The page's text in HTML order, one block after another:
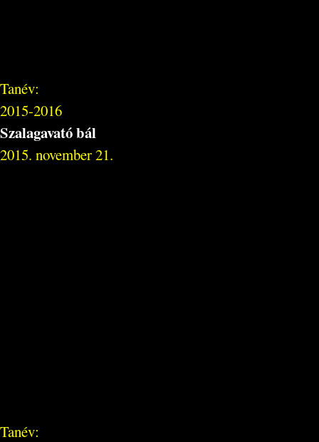
Tanév:
2015-2016
Szalagavató bál
2015. november 21.
Tanév: